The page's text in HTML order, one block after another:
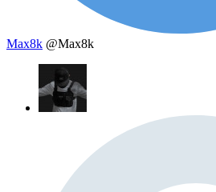
Max8k @Max8k